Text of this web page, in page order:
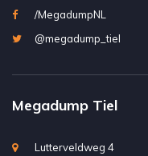
/MegadumpNL
@megadump_tiel
Megadump Tiel
Lutterveldweg 4